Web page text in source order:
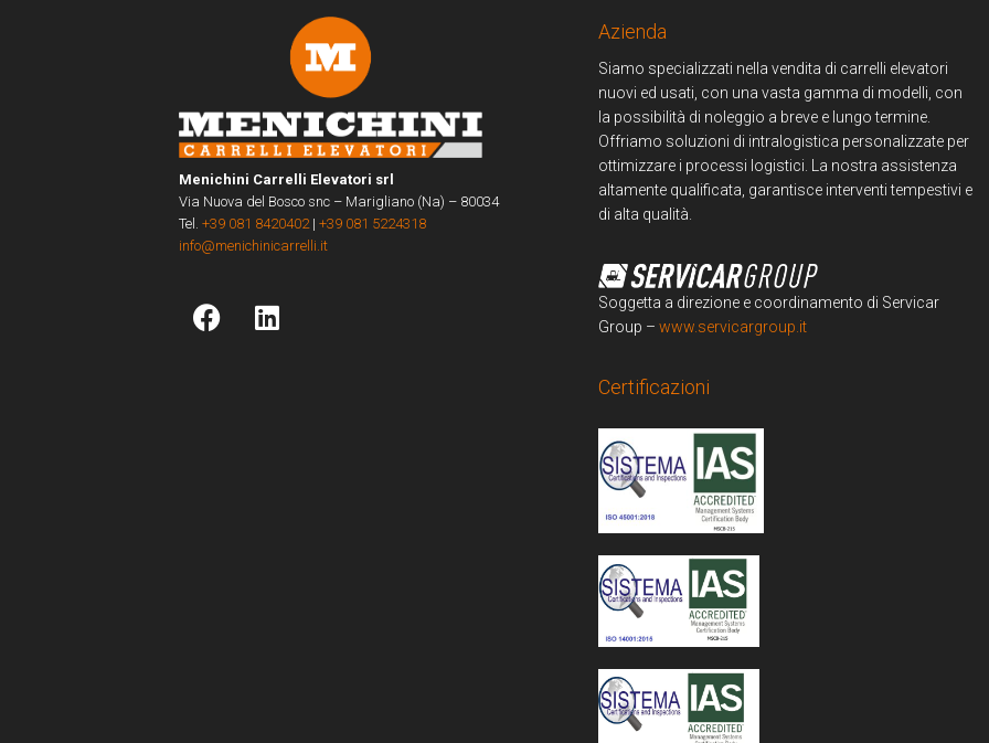
Menichini Carrelli Elevatori srl
Via Nuova del Bosco snc – Marigliano (Na) – 80034
Tel. +39 081 8420402 | +39 081 5224318
info@menichinicarrelli.it
Azienda
Siamo specializzati nella vendita di carrelli elevatori
nuovi ed usati, con una vasta gamma di modelli, con
la possibilità di noleggio a breve e lungo termine.
Offriamo soluzioni di intralogistica personalizzate per
ottimizzare i processi logistici. La nostra assistenza
altamente qualificata, garantisce interventi tempestivi e
di alta qualità.
Soggetta a direzione e coordinamento di Servicar
Group – www.servicargroup.it
Certificazioni